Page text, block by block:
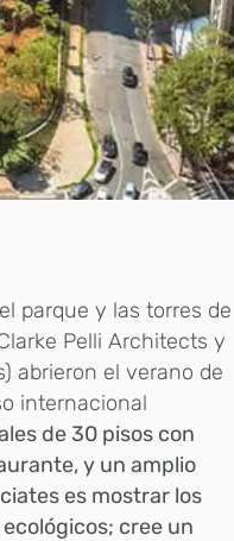
parque y las torres de
Pelli Architects y
abrieron el verano de
internacional
de 30 pisos con
y un amplio
es mostrar los
cree un